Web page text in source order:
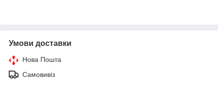
Умови доставки
Нова Пошта
Самовивіз